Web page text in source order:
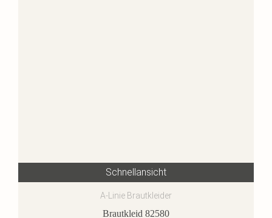
Schnellansicht
A-Linie Brautkleider
Brautkleid 82580